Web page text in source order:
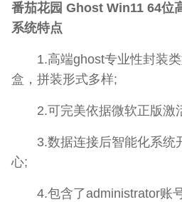
番茄花园 Ghost Win11 64位
系统特点
1.高端ghost专业性封装类
盒，拼装形式多样;
2.可完美依据微软正版激
3.数据连接后智能化系统
心;
4.包含了administrator账